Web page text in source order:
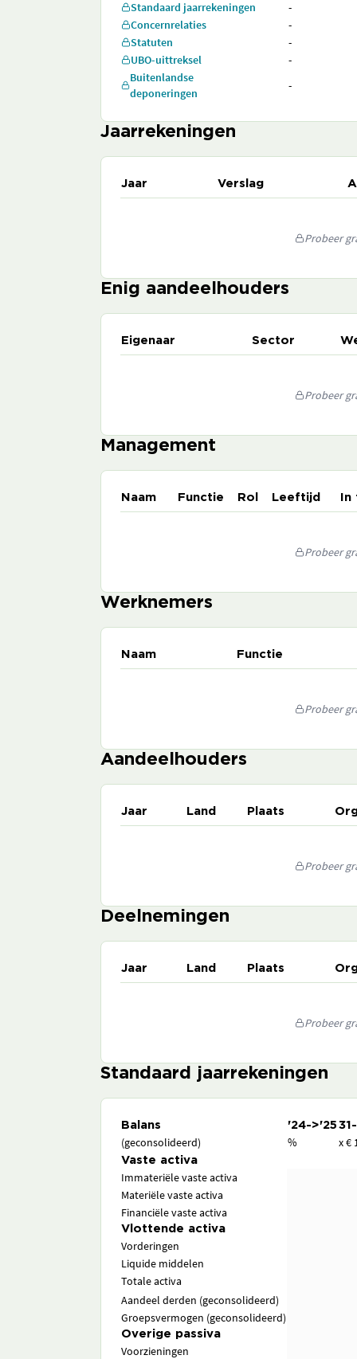
Standaard jaarrekeningen
-
Concernrelaties
-
Statuten
-
UBO-uittreksel
-
Buitenlandse
deponeringen
-
Jaarrekeningen
Jaar Verslag
Probeer
Enig aandeelhouders
Eigenaar Sector
Probeer
Management
Naam Functie Rol Leeftijd
Probeer
Werknemers
Naam Functie
Probeer
Aandeelhouders
Jaar Land Plaats
Probeer
Deelnemingen
Jaar Land Plaats
Probeer
Standaard jaarrekeningen
Balans '24->'25
(geconsolideerd) % x €
Vaste activa
Immateriële vaste activa
Materiële vaste activa
Financiële vaste activa
Vlottende activa
Vorderingen
Liquide middelen
Totale activa
Aandeel derden (geconsolideerd)
Groepsvermogen (geconsolideerd)
Overige passiva
Voorzieningen